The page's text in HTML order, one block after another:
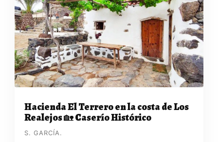
Hacienda El Terrero en la costa de Los
Realejos 🏡 Caserío Histórico
S. GARCÍA.